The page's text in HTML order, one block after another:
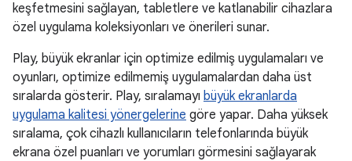
keşfetmesini sağlayan, tabletlere ve katlanabilir cihazlara
özel uygulama koleksiyonları ve önerileri sunar.
Play, büyük ekranlar için optimize edilmiş uygulamaları ve
oyunları, optimize edilmemiş uygulamalardan daha üst
sıralarda gösterir. Play, sıralamayı büyük ekranlarda
uygulama kalitesi yönergelerine göre yapar. Daha yüksek
sıralama, çok cihazlı kullanıcıların telefonlarında büyük
ekrana özel puanları ve yorumları görmesini sağlayarak